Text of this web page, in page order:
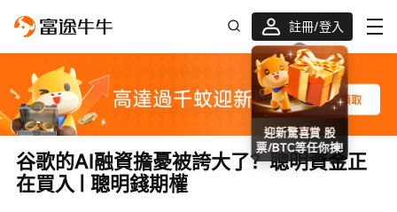
註冊/登入
迎新驚喜賞 股票/BTC等任你揀!
谷歌的AI融資擔憂被誇大了？聰明資金正
在買入 | 聰明錢期權